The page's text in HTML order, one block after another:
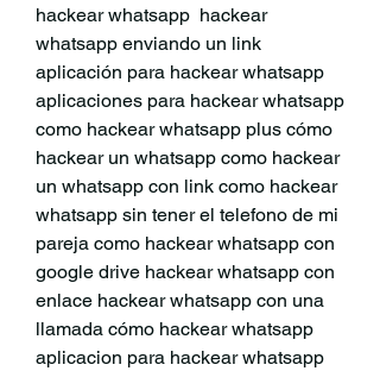
hackear whatsapp  hackear
whatsapp enviando un link
aplicación para hackear whatsapp
aplicaciones para hackear whatsapp
como hackear whatsapp plus cómo
hackear un whatsapp como hackear
un whatsapp con link como hackear
whatsapp sin tener el telefono de mi
pareja como hackear whatsapp con
google drive hackear whatsapp con
enlace hackear whatsapp con una
llamada cómo hackear whatsapp
aplicacion para hackear whatsapp